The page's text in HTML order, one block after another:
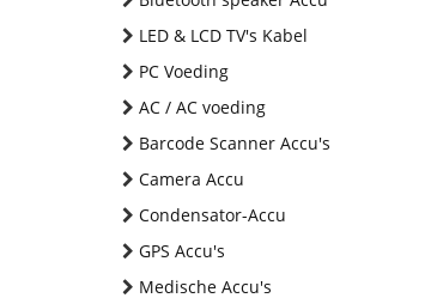
LED & LCD TV's Kabel
PC Voeding
AC / AC voeding
Barcode Scanner Accu's
Camera Accu
Condensator-Accu
GPS Accu's
Medische Accu's